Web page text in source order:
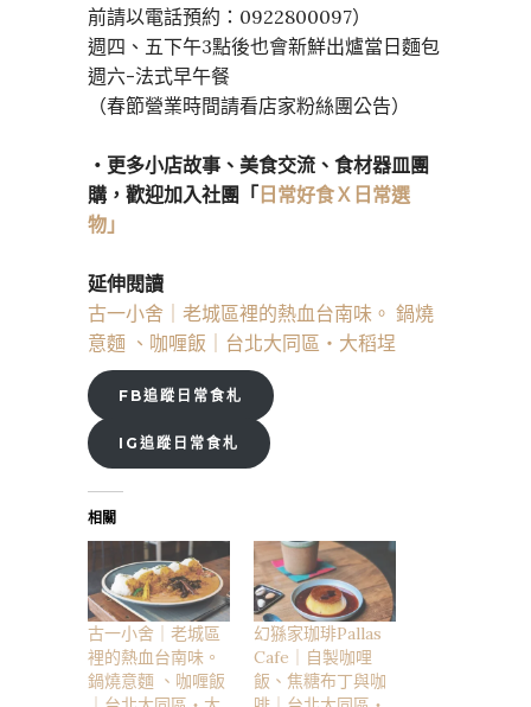
前請以電話預約：0922800097）
週四、五下午3點後也會新鮮出爐當日麵包
週六-法式早午餐
（春節營業時間請看店家粉絲團公告）
・更多小店故事、美食交流、食材器皿團
購，歡迎加入社團「日常好食Ｘ日常選
物」
延伸閱讀
古一小舍｜老城區裡的熱血台南味。 鍋燒
意麵 、咖喱飯｜台北大同區・大稻埕
FB追蹤日常食札
IG追蹤日常食札
相關
古一小舍｜老城區
裡的熱血台南味。
鍋燒意麵 、咖喱飯
幻猻家珈琲Pallas
Cafe｜自製咖哩
飯、焦糖布丁與咖